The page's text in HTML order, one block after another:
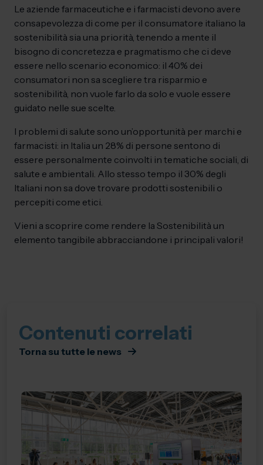
Le aziende farmaceutiche e i farmacisti devono avere
consapevolezza di come per il consumatore italiano la
sostenibilità sia una priorità, tenendo a mente il
bisogno di concretezza e pragmatismo che ci deve
essere nello scenario economico: il 40% dei
consumatori non sa scegliere tra risparmio e
sostenibilità, non vuole farlo da solo e vuole essere
guidato nelle sue scelte.
I problemi di salute sono un’opportunità per marchi e
farmacisti: in Italia un 28% di persone sentono di
essere personalmente coinvolti in tematiche sociali, di
salute e ambientali. Allo stesso tempo il 30% degli
Italiani non sa dove trovare prodotti sostenibili o
percepiti come etici.
Vieni a scoprire come rendere la Sostenibilità un
elemento tangibile abbracciandone i principali valori!
Contenuti correlati
Torna su tutte le news